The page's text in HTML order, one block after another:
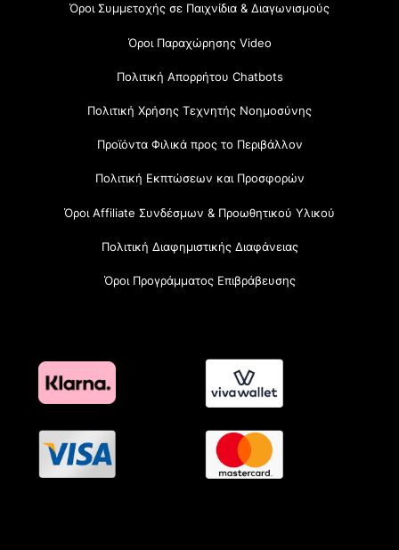
Όροι Συμμετοχής σε Παιχνίδια & Διαγωνισμούς
Όροι Παραχώρησης Video
Πολιτική Απορρήτου Chatbots
Πολιτική Χρήσης Τεχνητής Νοημοσύνης
Προϊόντα Φιλικά προς το Περιβάλλον
Πολιτική Εκπτώσεων και Προσφορών
Όροι Affiliate Συνδέσμων & Προωθητικού Υλικού
Πολιτική Διαφημιστικής Διαφάνειας
Όροι Προγράμματος Επιβράβευσης